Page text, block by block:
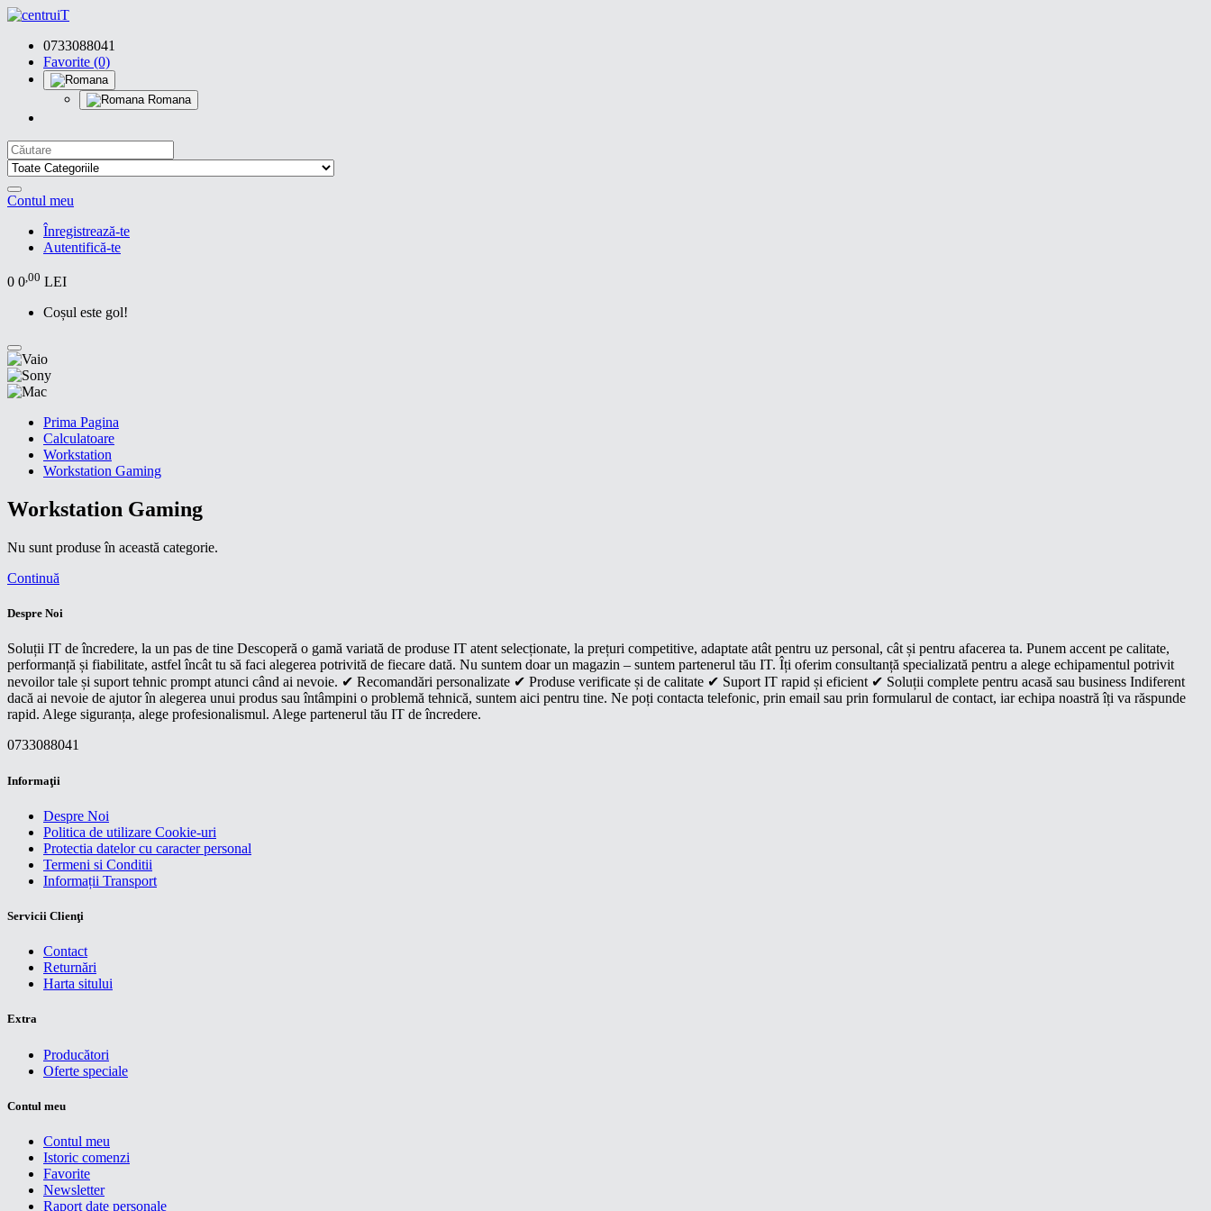
0733088041
Favorite (0)
Romana
Contul meu
Înregistrează-te
Autentifică-te
0 0,00 LEI
Coșul este gol!
Prima Pagina
Calculatoare
Workstation
Workstation Gaming
Workstation Gaming
Nu sunt produse în această categorie.
Continuă
Despre Noi
Soluții IT de încredere, la un pas de tine Descoperă o gamă variată de produse IT atent selecționate, la prețuri competitive, adaptate atât pentru uz personal, cât și pentru afacerea ta. Punem accent pe calitate,
performanță și fiabilitate, astfel încât tu să faci alegerea potrivită de fiecare dată. Nu suntem doar un magazin – suntem partenerul tău IT. Îți oferim consultanță specializată pentru a alege echipamentul potrivit
nevoilor tale și suport tehnic prompt atunci când ai nevoie. ✔ Recomandări personalizate ✔ Produse verificate și de calitate ✔ Suport IT rapid și eficient ✔ Soluții complete pentru acasă sau business Indiferent
dacă ai nevoie de ajutor în alegerea unui produs sau întâmpini o problemă tehnică, suntem aici pentru tine. Ne poți contacta telefonic, prin email sau prin formularul de contact, iar echipa noastră îți va răspunde
rapid. Alege siguranța, alege profesionalismul. Alege partenerul tău IT de încredere.
0733088041
Informaţii
Despre Noi
Politica de utilizare Cookie-uri
Protectia datelor cu caracter personal
Termeni si Conditii
Informații Transport
Servicii Clienţi
Contact
Returnări
Harta sitului
Extra
Producători
Oferte speciale
Contul meu
Contul meu
Istoric comenzi
Favorite
Newsletter
Raport date personale